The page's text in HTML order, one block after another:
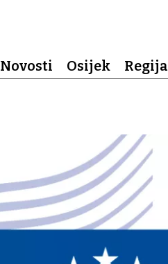
Novosti Osijek Regija